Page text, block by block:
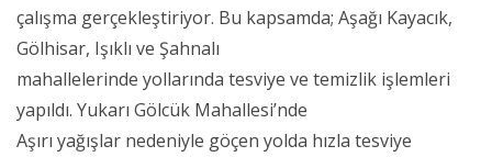
çalışma gerçekleştiriyor. Bu kapsamda; Aşağı Kayacık,
Gölhisar, Işıklı ve Şahnalı
mahallelerinde yollarında tesviye ve temizlik işlemleri
yapıldı. Yukarı Gölcük Mahallesi’nde
Aşırı yağışlar nedeniyle göçen yolda hızla tesviye